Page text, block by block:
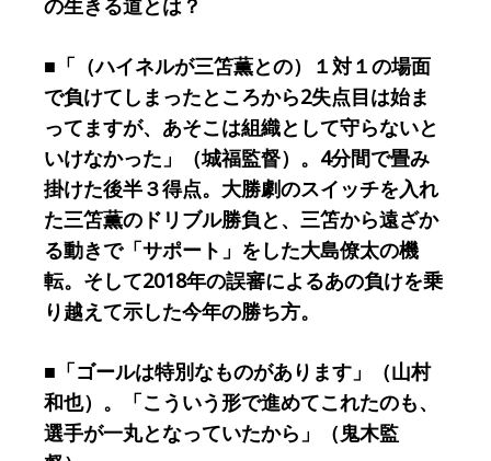
の生きる道とは？
■「（ハイネルが三笘薫との）１対１の場面
で負けてしまったところから2失点目は始ま
ってますが、あそこは組織として守らないと
いけなかった」（城福監督）。4分間で畳み
掛けた後半３得点。大勝劇のスイッチを入れ
た三笘薫のドリブル勝負と、三笘から遠ざか
る動きで「サポート」をした大島僚太の機
転。そして2018年の誤審によるあの負けを乗
り越えて示した今年の勝ち方。
■「ゴールは特別なものがあります」（山村
和也）。「こういう形で進めてこれたのも、
選手が一丸となっていたから」（鬼木監